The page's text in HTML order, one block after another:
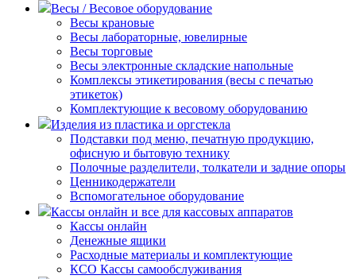
Весы / Весовое оборудование
Весы крановые
Весы лабораторные, ювелирные
Весы торговые
Весы электронные складские напольные
Комплексы этикетирования (весы с печатью
этикеток)
Комплектующие к весовому оборудованию
Изделия из пластика и оргстекла
Подставки под меню, печатную продукцию,
офисную и бытовую технику
Полочные разделители, толкатели и задние опоры
Ценникодержатели
Вспомогательное оборудование
Кассы онлайн и все для кассовых аппаратов
Кассы онлайн
Денежные ящики
Расходные материалы и комплектующие
КСО Кассы самообслуживания